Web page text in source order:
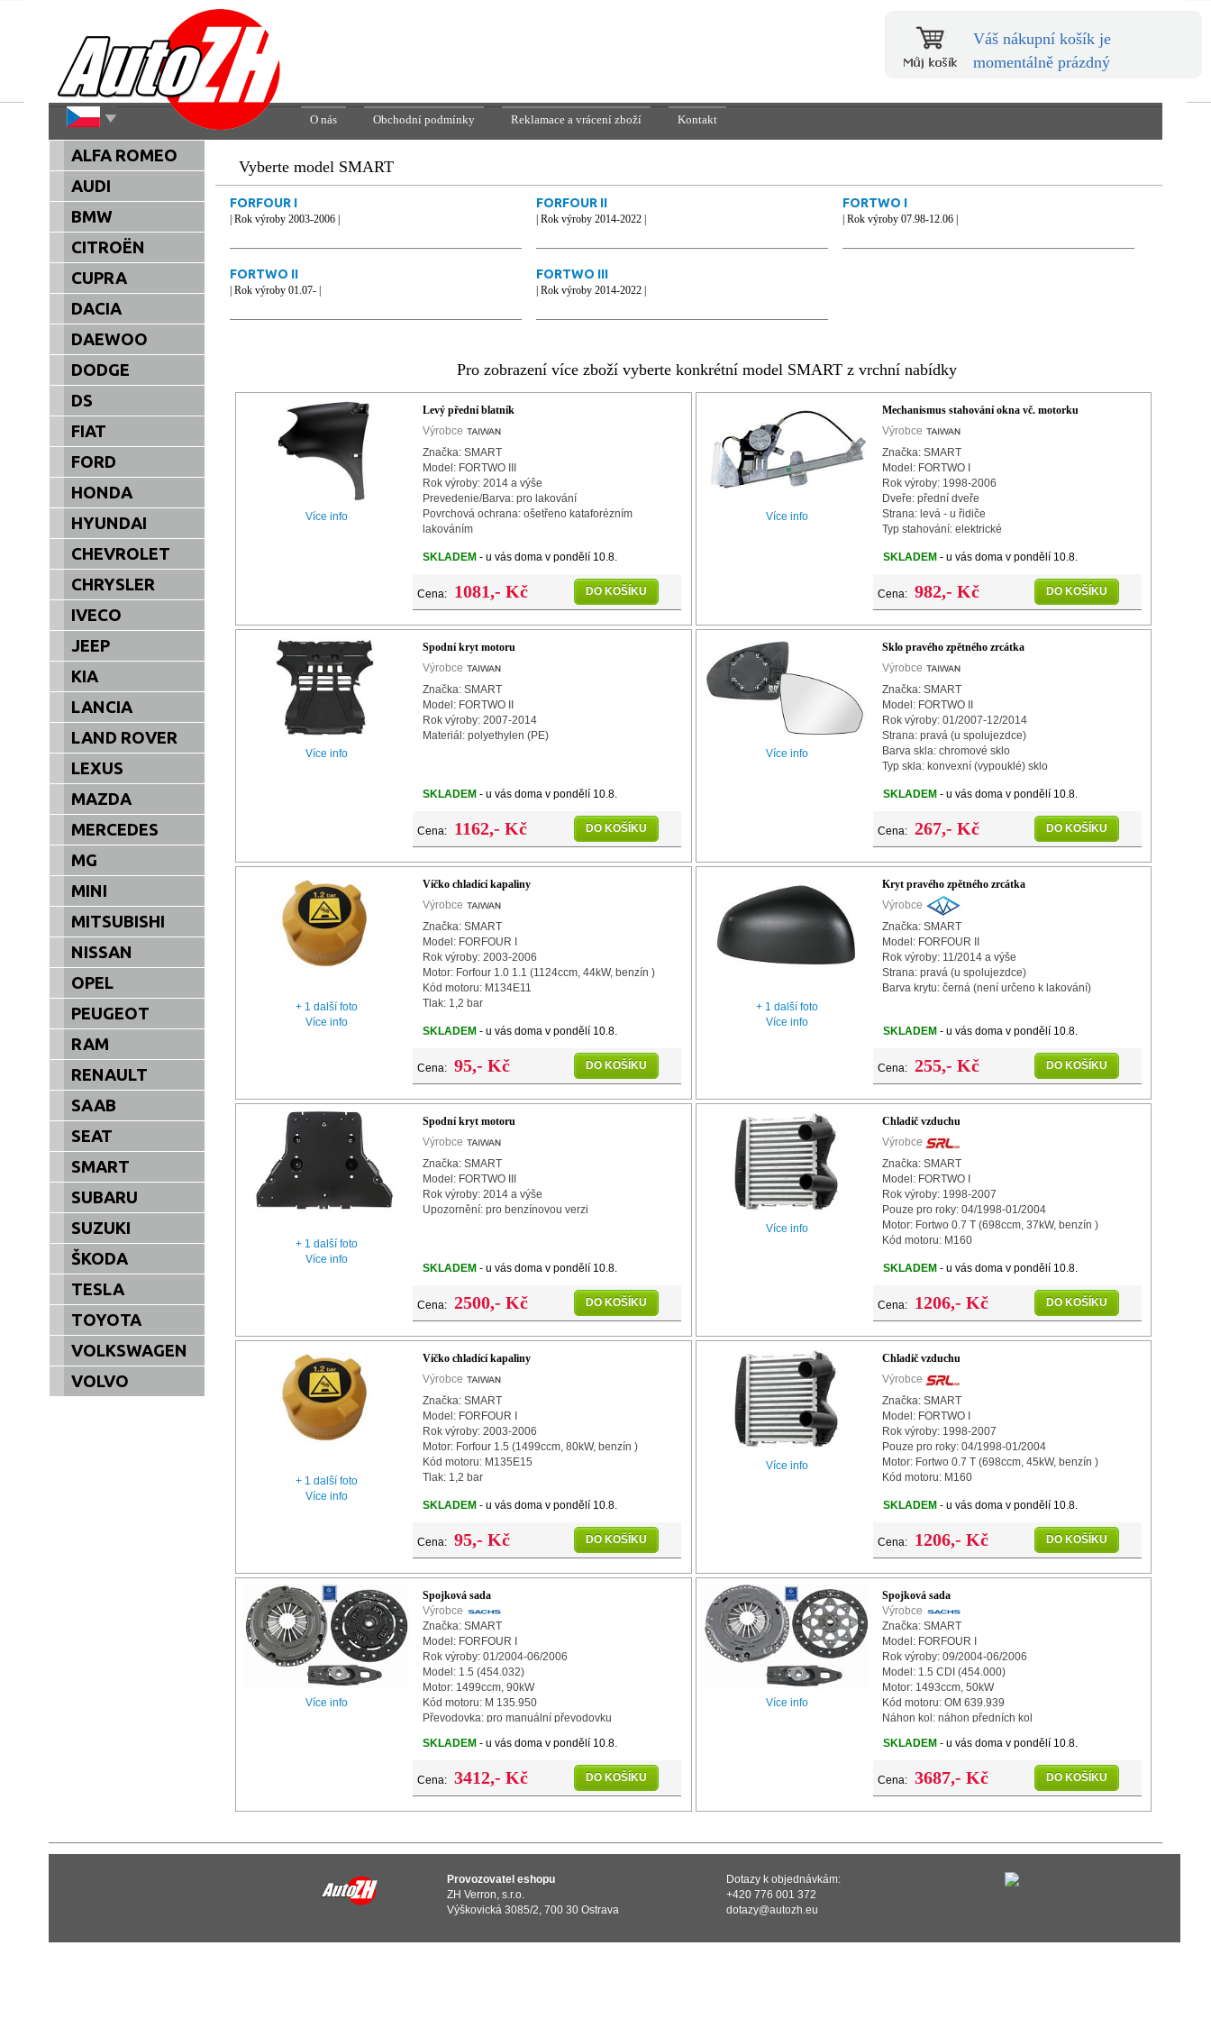
Váš nákupní košík je
momentálně prázdný
O nás Obchodní podmínky Reklamace a vrácení zboží Kontakt
Vyberte model SMART
FORFOUR I
| Rok výroby 2003-2006 |
FORFOUR II
| Rok výroby 2014-2022 |
FORTWO I
| Rok výroby 07.98-12.06 |
FORTWO II
| Rok výroby 01.07- |
FORTWO III
| Rok výroby 2014-2022 |
Pro zobrazení více zboží vyberte konkrétní model SMART z vrchní nabídky
Více info
Levý přední blatník
Výrobce
Značka: SMART
Model: FORTWO III
Rok výroby: 2014 a výše
Prevedenie/Barva: pro lakování
Povrchová ochrana: ošetřeno kataforézním
lakováním
SKLADEM - u vás doma v pondělí 10.8.
Cena: 1081,- Kč DO KOŠÍKU
Více info
Mechanismus stahování okna vč. motorku
Výrobce
Značka: SMART
Model: FORTWO I
Rok výroby: 1998-2006
Dveře: přední dveře
Strana: levá - u řidiče
Typ stahování: elektrické
Montážní informace: 2 pinový konektor
SKLADEM - u vás doma v pondělí 10.8.
Cena: 982,- Kč DO KOŠÍKU
Více info
Spodní kryt motoru
Výrobce
Značka: SMART
Model: FORTWO II
Rok výroby: 2007-2014
Materiál: polyethylen (PE)
SKLADEM - u vás doma v pondělí 10.8.
Cena: 1162,- Kč DO KOŠÍKU
Více info
Sklo pravého zpětného zrcátka
Výrobce
Značka: SMART
Model: FORTWO II
Rok výroby: 01/2007-12/2014
Strana: pravá (u spolujezdce)
Barva skla: chromové sklo
Typ skla: konvexní (vypouklé) sklo
SKLADEM - u vás doma v pondělí 10.8.
Cena: 267,- Kč DO KOŠÍKU
+ 1 další foto
Více info
Víčko chladící kapaliny
Výrobce
Značka: SMART
Model: FORFOUR I
Rok výroby: 2003-2006
Motor: Forfour 1.0 1.1 (1124ccm, 44kW, benzín )
Kód motoru: M134E11
Tlak: 1,2 bar
SKLADEM - u vás doma v pondělí 10.8.
Cena: 95,- Kč DO KOŠÍKU
+ 1 další foto
Více info
Kryt pravého zpětného zrcátka
Výrobce
Značka: SMART
Model: FORFOUR II
Rok výroby: 11/2014 a výše
Strana: pravá (u spolujezdce)
Barva krytu: černá (není určeno k lakování)
SKLADEM - u vás doma v pondělí 10.8.
Cena: 255,- Kč DO KOŠÍKU
+ 1 další foto
Více info
Spodní kryt motoru
Výrobce
Značka: SMART
Model: FORTWO III
Rok výroby: 2014 a výše
Upozornění: pro benzínovou verzi
SKLADEM - u vás doma v pondělí 10.8.
Cena: 2500,- Kč DO KOŠÍKU
Více info
Chladič vzduchu
Výrobce
Značka: SMART
Model: FORTWO I
Rok výroby: 1998-2007
Pouze pro roky: 04/1998-01/2004
Motor: Fortwo 0.7 T (698ccm, 37kW, benzín )
Kód motoru: M160
Klimatizace: pro verzi s klimou i bez
SKLADEM - u vás doma v pondělí 10.8.
Cena: 1206,- Kč DO KOŠÍKU
+ 1 další foto
Více info
Víčko chladící kapaliny
Výrobce
Značka: SMART
Model: FORFOUR I
Rok výroby: 2003-2006
Motor: Forfour 1.5 (1499ccm, 80kW, benzín )
Kód motoru: M135E15
Tlak: 1,2 bar
SKLADEM - u vás doma v pondělí 10.8.
Cena: 95,- Kč DO KOŠÍKU
Více info
Chladič vzduchu
Výrobce
Značka: SMART
Model: FORTWO I
Rok výroby: 1998-2007
Pouze pro roky: 04/1998-01/2004
Motor: Fortwo 0.7 T (698ccm, 45kW, benzín )
Kód motoru: M160
Klimatizace: pro verzi s klimou i bez
SKLADEM - u vás doma v pondělí 10.8.
Cena: 1206,- Kč DO KOŠÍKU
Více info
Spojková sada
Výrobce
Značka: SMART
Model: FORFOUR I
Rok výroby: 01/2004-06/2006
Model: 1.5 (454.032)
Motor: 1499ccm, 90kW
Kód motoru: M 135.950
Převodovka: pro manuální převodovku
Počet zubů: 17
SKLADEM - u vás doma v pondělí 10.8.
Cena: 3412,- Kč DO KOŠÍKU
Více info
Spojková sada
Výrobce
Značka: SMART
Model: FORFOUR I
Rok výroby: 09/2004-06/2006
Model: 1.5 CDI (454.000)
Motor: 1493ccm, 50kW
Kód motoru: OM 639.939
Náhon kol: náhon předních kol
Průměr: 228mm
SKLADEM - u vás doma v pondělí 10.8.
Cena: 3687,- Kč DO KOŠÍKU
ALFA ROMEO
AUDI
BMW
CITROËN
CUPRA
DACIA
DAEWOO
DODGE
DS
FIAT
FORD
HONDA
HYUNDAI
CHEVROLET
CHRYSLER
IVECO
JEEP
KIA
LANCIA
LAND ROVER
LEXUS
MAZDA
MERCEDES
MG
MINI
MITSUBISHI
NISSAN
OPEL
PEUGEOT
RAM
RENAULT
SAAB
SEAT
SMART
SUBARU
SUZUKI
ŠKODA
TESLA
TOYOTA
VOLKSWAGEN
VOLVO
Provozovatel eshopu
ZH Verron, s.r.o.
Výškovická 3085/2, 700 30 Ostrava
Dotazy k objednávkám:
+420 776 001 372
dotazy@autozh.eu